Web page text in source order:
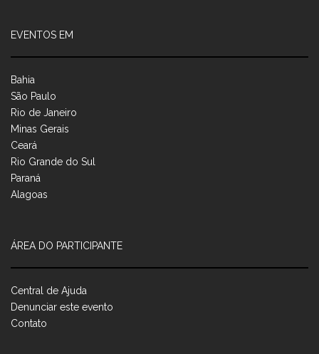
EVENTOS EM
Bahia
São Paulo
Rio de Janeiro
Minas Gerais
Ceará
Rio Grande do Sul
Paraná
Alagoas
ÁREA DO PARTICIPANTE
Central de Ajuda
Denunciar este evento
Contato